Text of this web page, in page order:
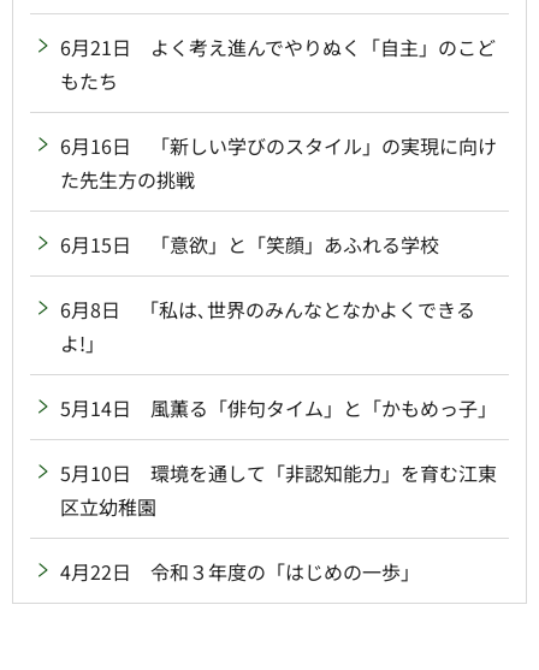
6月21日 よく考え進んでやりぬく「自主」のこど
もたち
6月16日 「新しい学びのスタイル」の実現に向け
た先生方の挑戦
6月15日 「意欲」と「笑顔」あふれる学校
6月8日 「私は､世界のみんなとなかよくできる
よ!」
5月14日 風薫る「俳句タイム」と「かもめっ子」
5月10日 環境を通して「非認知能力」を育む江東
区立幼稚園
4月22日 令和３年度の「はじめの一歩」